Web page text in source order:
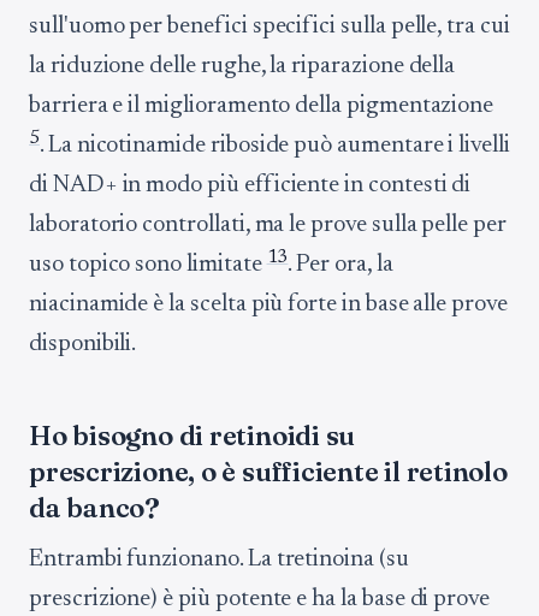
sull'uomo per benefici specifici sulla pelle, tra cui
la riduzione delle rughe, la riparazione della
barriera e il miglioramento della pigmentazione
5. La nicotinamide riboside può aumentare i livelli
di NAD+ in modo più efficiente in contesti di
laboratorio controllati, ma le prove sulla pelle per
uso topico sono limitate 13. Per ora, la
niacinamide è la scelta più forte in base alle prove
disponibili.
Ho bisogno di retinoidi su
prescrizione, o è sufficiente il retinolo
da banco?
Entrambi funzionano. La tretinoina (su
prescrizione) è più potente e ha la base di prove